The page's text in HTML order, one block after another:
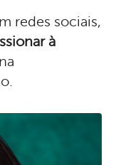
redes sociais,
à